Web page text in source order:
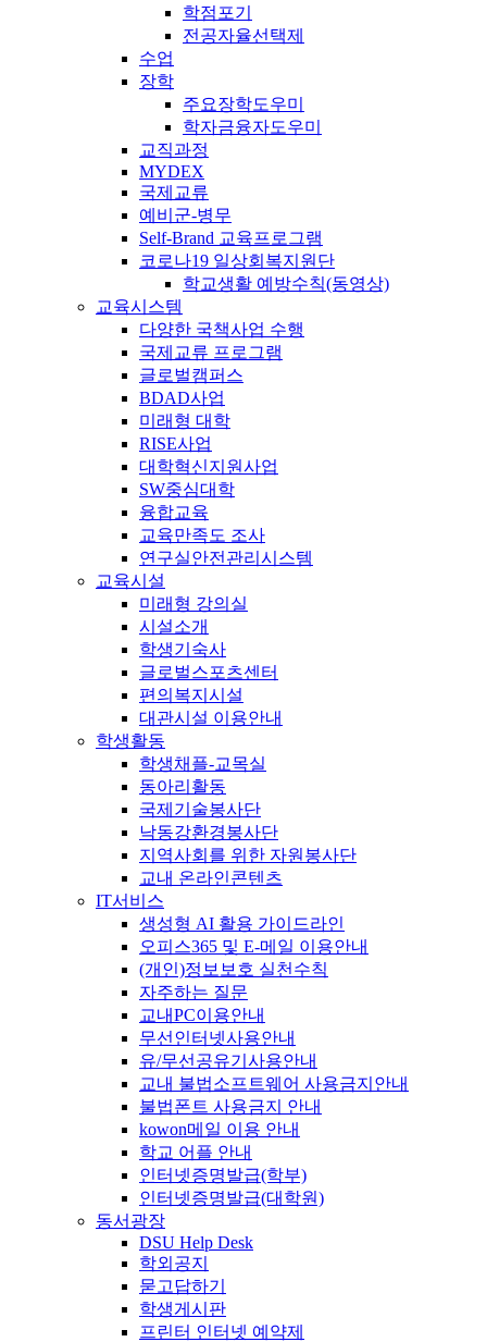
학점포기
전공자율선택제
수업
장학
주요장학도우미
학자금융자도우미
교직과정
MYDEX
국제교류
예비군-병무
Self-Brand 교육프로그램
코로나19 일상회복지원단
학교생활 예방수칙(동영상)
교육시스템
다양한 국책사업 수행
국제교류 프로그램
글로벌캠퍼스
BDAD사업
미래형 대학
RISE사업
대학혁신지원사업
SW중심대학
융합교육
교육만족도 조사
연구실안전관리시스템
교육시설
미래형 강의실
시설소개
학생기숙사
글로벌스포츠센터
편의복지시설
대관시설 이용안내
학생활동
학생채플-교목실
동아리활동
국제기술봉사단
낙동강환경봉사단
지역사회를 위한 자원봉사단
교내 온라인콘텐츠
IT서비스
생성형 AI 활용 가이드라인
오피스365 및 E-메일 이용안내
(개인)정보보호 실천수칙
자주하는 질문
교내PC이용안내
무선인터넷사용안내
유/무선공유기사용안내
교내 불법소프트웨어 사용금지안내
불법폰트 사용금지 안내
kowon메일 이용 안내
학교 어플 안내
인터넷증명발급(학부)
인터넷증명발급(대학원)
동서광장
DSU Help Desk
학외공지
묻고답하기
학생게시판
프린터 인터넷 예약제